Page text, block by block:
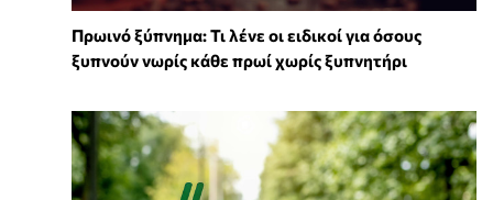
Πρωινό ξύπνημα: Τι λένε οι ειδικοί για όσους
ξυπνούν νωρίς κάθε πρωί χωρίς ξυπνητήρι